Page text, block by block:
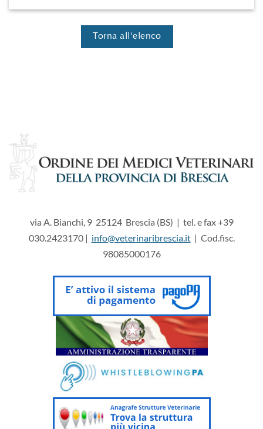
Torna all'elenco
via A. Bianchi, 9 25124 Brescia (BS) | tel. e fax +39
030.2423170 | info@veterinaribrescia.it| Cod.fisc.
98085000176